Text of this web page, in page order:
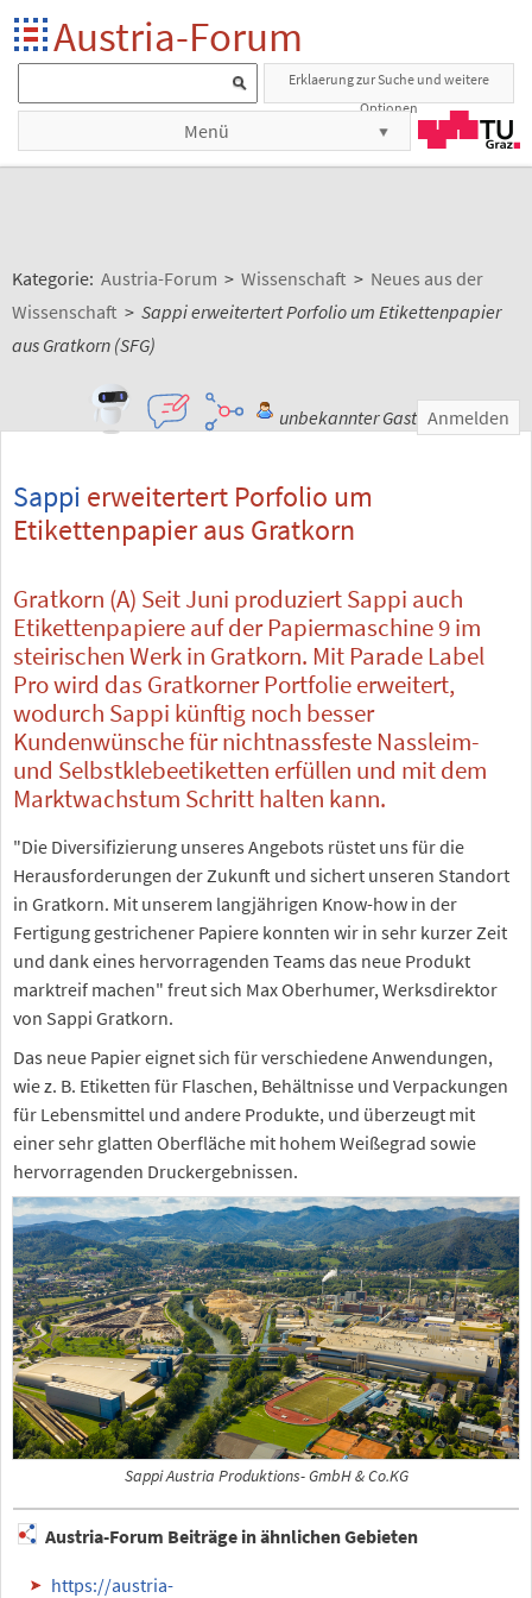
Austria-Forum
Erklaerung zur Suche und weitere
Optionen
Menü
Kategorie: Austria-Forum > Wissenschaft > Neues aus der
Wissenschaft > Sappi erweitertert Porfolio um Etikettenpapier
aus Gratkorn (SFG)
unbekannter Gast Anmelden
Sappi erweitertert Porfolio um
Etikettenpapier aus Gratkorn
Gratkorn (A) Seit Juni produziert Sappi auch
Etikettenpapiere auf der Papiermaschine 9 im
steirischen Werk in Gratkorn. Mit Parade Label
Pro wird das Gratkorner Portfolie erweitert,
wodurch Sappi künftig noch besser
Kundenwünsche für nichtnassfeste Nassleim-
und Selbstklebeetiketten erfüllen und mit dem
Marktwachstum Schritt halten kann.
"Die Diversifizierung unseres Angebots rüstet uns für die
Herausforderungen der Zukunft und sichert unseren Standort
in Gratkorn. Mit unserem langjährigen Know-how in der
Fertigung gestrichener Papiere konnten wir in sehr kurzer Zeit
und dank eines hervorragenden Teams das neue Produkt
marktreif machen" freut sich Max Oberhumer, Werksdirektor
von Sappi Gratkorn.
Das neue Papier eignet sich für verschiedene Anwendungen,
wie z. B. Etiketten für Flaschen, Behältnisse und Verpackungen
für Lebensmittel und andere Produkte, und überzeugt mit
einer sehr glatten Oberfläche mit hohem Weißegrad sowie
hervorragenden Druckergebnissen.
Sappi Austria Produktions- GmbH & Co.KG
Austria-Forum Beiträge in ähnlichen Gebieten
https://austria-